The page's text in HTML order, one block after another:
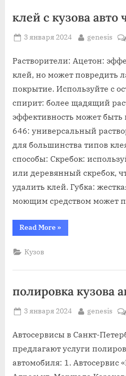
клей с кузова
Posted
3 января 2024 By
genesis
Растворители: Ацетон:
клей, но может повредить
покрытие. Используйте с
спирит: более щадящий
эффективность может быть
646: универсальный
для большинства типов
способы: Скребок:
или деревянный скребок,
удалить клей. Губка:
моющим средством может
Read More“клей
»
Кузов
полировка кузова
Posted
3 января 2024 By
genesis
Автосервисы в Санкт-
предлагают услуги
автомобиля: 1. Автосервис